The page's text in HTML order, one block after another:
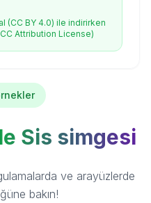
(CC BY 4.0) ile indirirken
Attribution License)
Sis simgesi
ve arayüzlerde
bakın!